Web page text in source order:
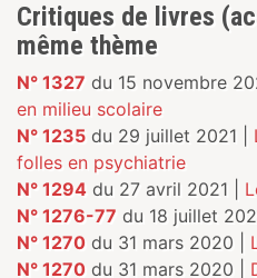
Critiques de livres
même thème
N° 1327 du 15 novembre
en milieu scolaire
N° 1235 du 29 juillet 2021 |
folles en psychiatrie
N° 1294 du 27 avril 2021 |
N° 1276-77 du 18 juillet
N° 1270 du 31 mars 2020 |
N° 1270 du 31 mars 2020 |